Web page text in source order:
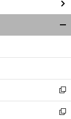
い
ウ
ィ
ン
ウ
開
く
新
し
い
新